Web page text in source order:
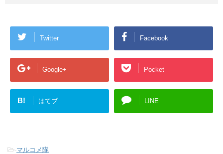
Twitter Facebook
Google+ Pocket
B! はてブ LINE
-マルコメ隊